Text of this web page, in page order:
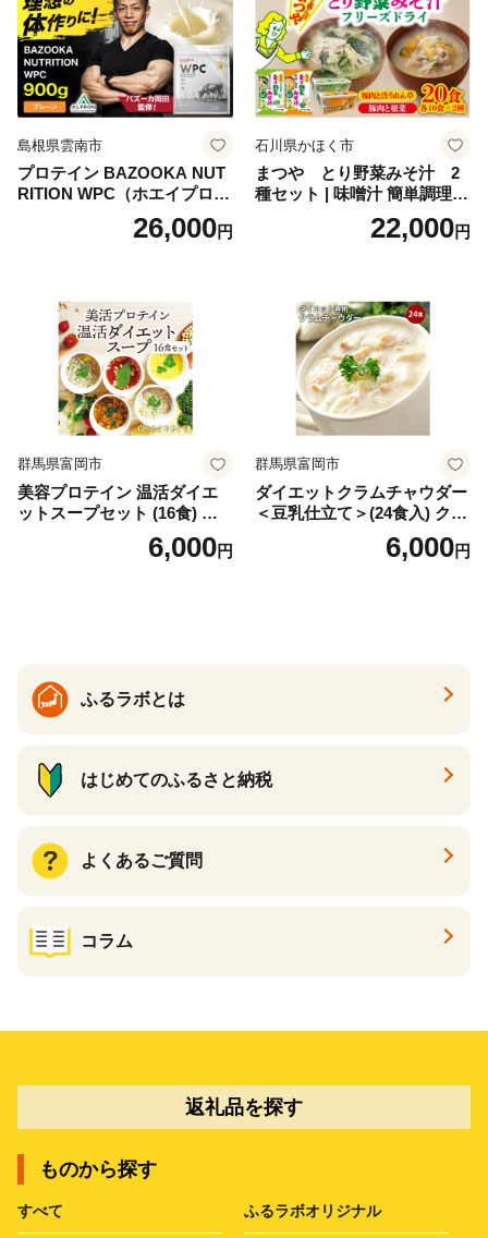
おせち こだわりおせち 惣菜
老舗おせち ふるさと納税お
せち 御節 お節料理 正月 調理
不要 おせち料理2027
島根県雲南市
プロテイン BAZOOKA NUT
RITION WPC（ホエイプロテ
イン）＜プレーン＞ 900g｜
バズーカ岡田監修・植物由来
ロン [AIEN005]
26,000円
石川県かほく市
まつや とり野菜みそ汁 2
種セット | 味噌汁 簡単調理
お味噌 おみそ みそ とり野菜
時短料理 時短ごはん ご当地
22,000円
群馬県富岡市
美容プロテイン 温活ダイエ
ットスープセット (16食) 小
分け スープ 食べ比べ セット
詰合せ クラムチャウダー チ
6,000円
群馬県富岡市
ダイエットクラムチャウダー
＜豆乳仕立て＞(24食入) クラ
ムチャウダー 豆乳 ダイエッ
ト スープ プロテイン たんぱ
6,000円
ふるラボとは
はじめてのふるさと納税
よくあるご質問
コラム
返礼品を探す
ものから探す
すべて ふるラボオリジナル